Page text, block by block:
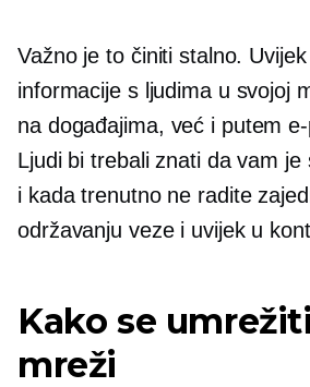
Važno je to činiti stalno.
informacije s ljudima u svojoj
na događajima, već i putem
Ljudi bi trebali znati da vam je
i kada trenutno ne radite
održavanju veze i uvijek u
Kako se
mreži